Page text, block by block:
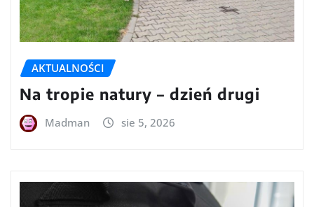
AKTUALNOŚCI
Na tropie natury – dzień drugi
Madman sie 5, 2026